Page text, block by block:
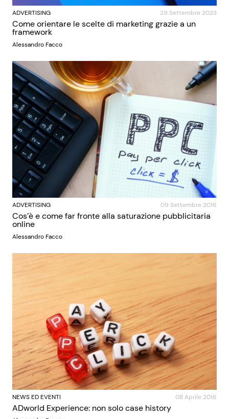
ADVERTISING 29 Settembre 2023
Come orientare le scelte di marketing grazie a un
framework
Alessandro Facco
ADVERTISING 09 Settembre 2016
Cos’è e come far fronte alla saturazione pubblicitaria
online
Alessandro Facco
NEWS ED EVENTI 08 Aprile 2016
ADworld Experience: non solo case history